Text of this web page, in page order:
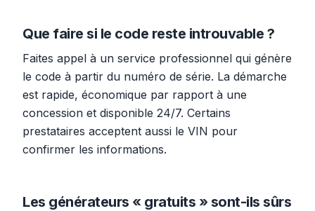
Que faire si le code reste introuvable ?
Faites appel à un service professionnel qui génère
le code à partir du numéro de série. La démarche
est rapide, économique par rapport à une
concession et disponible 24/7. Certains
prestataires acceptent aussi le VIN pour
confirmer les informations.
Les générateurs « gratuits » sont-ils sûrs